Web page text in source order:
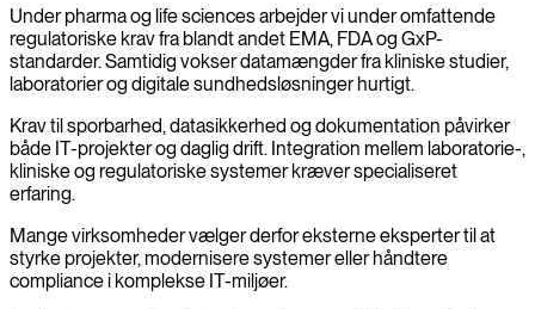
højere krav til IT. Vi leverer erfarne IT-konsulenter til sikre
platforme, validerede systemer og stabil drift indenfor pharma og life
sciences.
Under pharma og life sciences arbejder vi under omfattende
regulatoriske krav fra blandt andet EMA, FDA og GxP-
standarder. Samtidig vokser datamængder fra kliniske studier,
laboratorier og digitale sundhedsløsninger hurtigt.
Krav til sporbarhed, datasikkerhed og dokumentation påvirker
både IT-projekter og daglig drift. Integration mellem laboratorie-,
kliniske og regulatoriske systemer kræver specialiseret
erfaring.
Mange virksomheder vælger derfor eksterne eksperter til at
styrke projekter, modernisere systemer eller håndtere
compliance i komplekse IT-miljøer.